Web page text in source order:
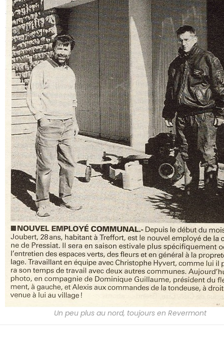
Un peu plus au nord, toujours en Revermont